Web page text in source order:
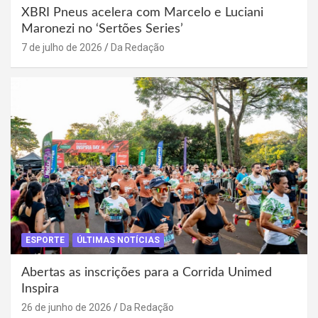
XBRI Pneus acelera com Marcelo e Luciani
Maronezi no ‘Sertões Series’
7 de julho de 2026 Da Redação
ESPORTE ÚLTIMAS NOTÍCIAS
Abertas as inscrições para a Corrida Unimed
Inspira
26 de junho de 2026 Da Redação